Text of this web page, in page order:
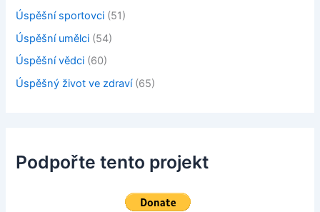
Úspěšní sportovci (51)
Úspěšní umělci (54)
Úspěšní vědci (60)
Úspěšný život ve zdraví(65)
Podpořte tento projekt